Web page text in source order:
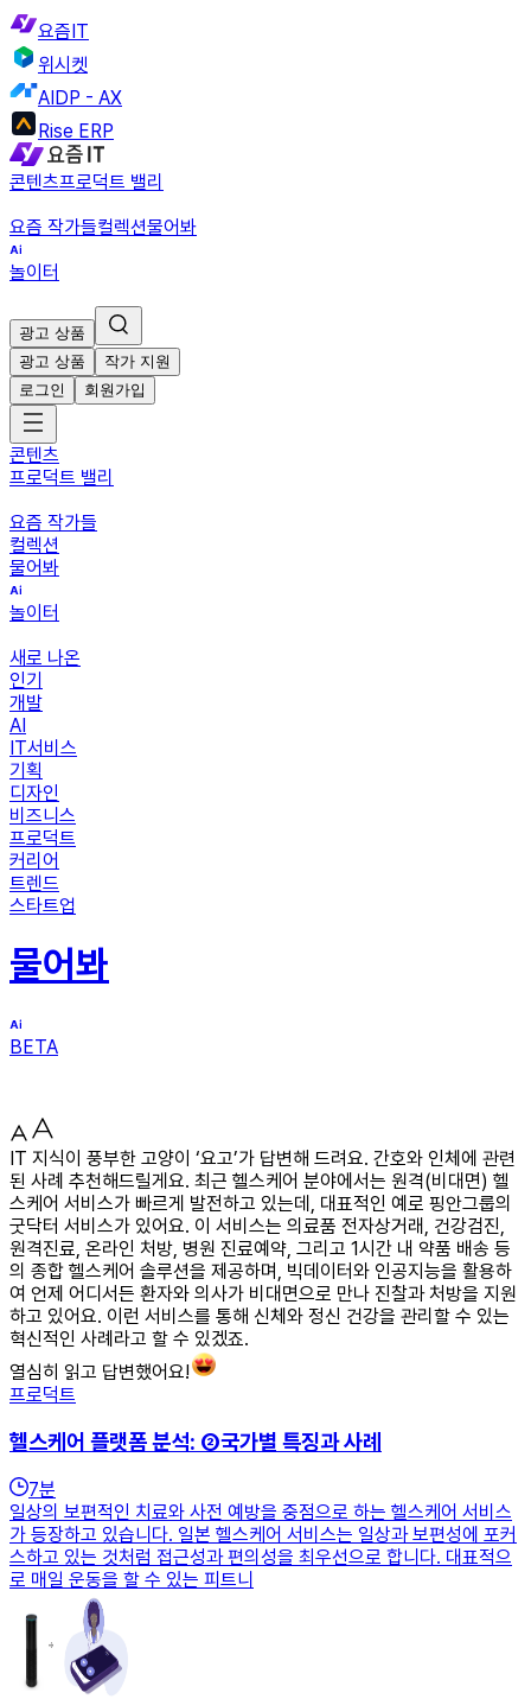
요즘IT
위시켓
AIDP - AX
Rise ERP
콘텐츠프로덕트 밸리
요즘 작가들컬렉션물어봐
놀이터
광고 상품
광고 상품
작가 지원
로그인
회원가입
콘텐츠
프로덕트 밸리
요즘 작가들
컬렉션
물어봐
놀이터
새로 나온
인기
개발
AI
IT서비스
기획
디자인
비즈니스
프로덕트
커리어
트렌드
스타트업
물어봐
BETA
IT 지식이 풍부한 고양이 ‘요고’가 답변해 드려요. 간호와 인체에 관련
된 사례 추천해드릴게요. 최근 헬스케어 분야에서는 원격(비대면) 헬
스케어 서비스가 빠르게 발전하고 있는데, 대표적인 예로 핑안그룹의
굿닥터 서비스가 있어요. 이 서비스는 의료품 전자상거래, 건강검진,
원격진료, 온라인 처방, 병원 진료예약, 그리고 1시간 내 약품 배송 등
의 종합 헬스케어 솔루션을 제공하며, 빅데이터와 인공지능을 활용하
여 언제 어디서든 환자와 의사가 비대면으로 만나 진찰과 처방을 지원
하고 있어요. 이런 서비스를 통해 신체와 정신 건강을 관리할 수 있는
혁신적인 사례라고 할 수 있겠죠.
열심히 읽고 답변했어요!
프로덕트
헬스케어 플랫폼 분석: ②국가별 특징과 사례
7분
일상의 보편적인 치료와 사전 예방을 중점으로 하는 헬스케어 서비스
가 등장하고 있습니다. 일본 헬스케어 서비스는 일상과 보편성에 포커
스하고 있는 것처럼 접근성과 편의성을 최우선으로 합니다. 대표적으
로 매일 운동을 할 수 있는 피트니